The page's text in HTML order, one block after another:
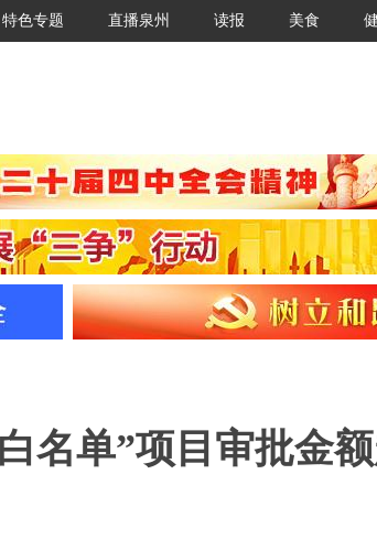
特色专题 直播泉州 读报 美食
名单”项目审批金